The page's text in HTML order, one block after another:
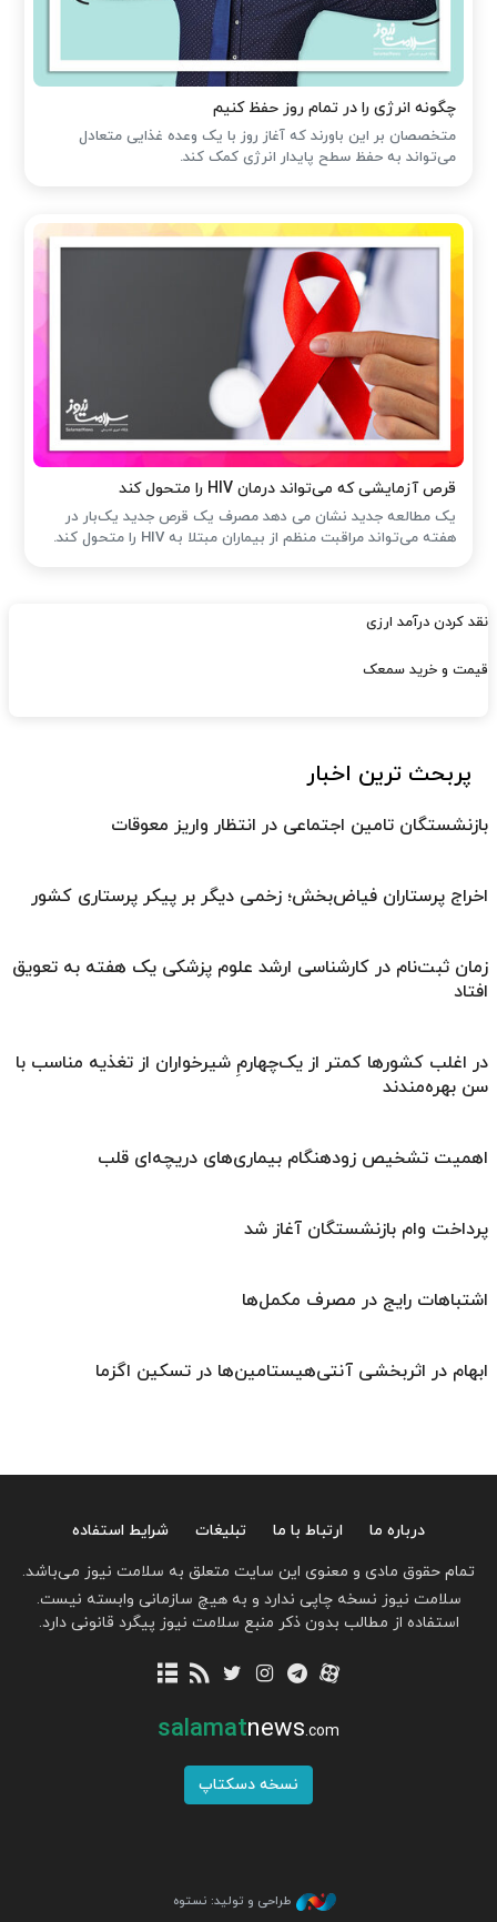
چگونه انرژی را در تمام روز حفظ کنیم
متخصصان بر این باورند که آغاز روز با یک وعده غذایی متعادل
می‌تواند به حفظ سطح پایدار انرژی کمک کند.
قرص آزمایشی که می‌تواند درمان HIV را متحول کند
یک مطالعه جدید نشان می دهد مصرف یک قرص جدید یک‌بار در
هفته می‌تواند مراقبت منظم از بیماران مبتلا به HIV را متحول کند.
نقد کردن درآمد ارزی
قیمت و خرید سمعک
پربحث ترین اخبار
بازنشستگان تامین اجتماعی در انتظار واریز معوقات
اخراج پرستاران فیاض‌بخش؛ زخمی دیگر بر پیکر پرستاری کشور
زمان ثبت‌نام در کارشناسی ارشد علوم پزشکی یک هفته به تعویق
افتاد
در اغلب کشورها کمتر از یک‌چهارمِ شیرخواران از تغذیه مناسب با
سن بهره‌مندند
اهمیت تشخیص زودهنگام بیماری‌های دریچه‌ای قلب
پرداخت وام بازنشستگان آغاز شد
اشتباهات رایج در مصرف مکمل‌ها
ابهام در اثربخشی آنتی‌هیستامین‌ها در تسکین اگزما
درباره ما ارتباط با ما تبلیغات
شرایط استفاده
تمام حقوق مادی و معنوی این سایت متعلق به سلامت نیوز می‌باشد.
سلامت نیوز نسخه چاپی ندارد و به هیچ سازمانی وابسته نیست.
استفاده از مطالب بدون ذکر منبع سلامت نیوز پیگرد قانونی دارد.
salamatnews.com
نسخه دسکتاپ
طراحی و تولید: نستوه